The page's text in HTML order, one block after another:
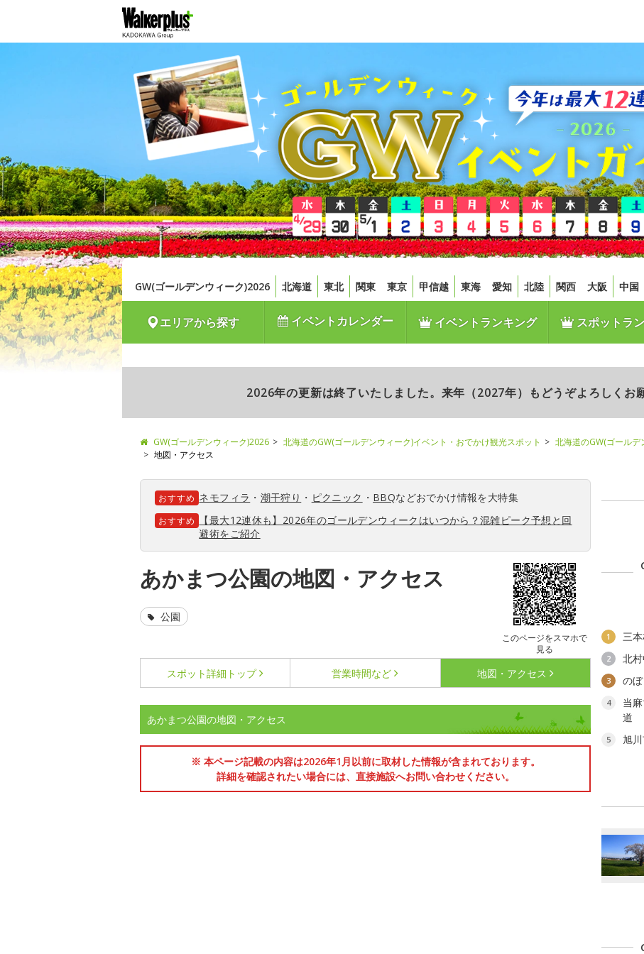
GW(ゴールデンウィーク)2026 北海道 東北 関東 東京 甲信越 東海 愛知 北陸 関西 大阪 中国
エリアから探す イベントカレンダー イベントランキング スポットラ
2026年の更新は終了いたしました。来年（2027年）もどうぞよろしくお
GW(ゴールデンウィーク)2026 北海道のGW(ゴールデンウィーク)イベント・おでかけ観光スポット 北海道のGW(ゴールデ
地図・アクセス
おすすめ ネモフィラ ・ 潮干狩り ・ ピクニック ・ BBQなどおでかけ情報を大特集
おすすめ
【最大12連休も】2026年のゴールデンウィークはいつから？混雑ピーク予想と回
避術をご紹介
あかまつ公園の地図・アクセス
このページをスマホで
見る
公園
スポット詳細 トップ 営業時間など 地図・アクセス
あかまつ公園の地図・アクセス
※ 本ページ記載の内容は2026年1月以前に取材した情報が含まれております。
詳細を確認されたい場合には、直接施設へお問い合わせください。
1 三
2 北
3 の
4
当
道
5
旭